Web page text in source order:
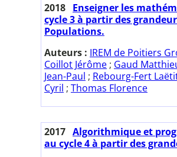
2018 Enseigner les
cycle 3 à partir des
Populations.
Auteurs : IREM de Poitiers
Coillot Jérôme ; Gaud
Jean-Paul ; Rebourg-Fert
Cyril ; Thomas Florence
2017 Algorithmique et
au cycle 4 à partir des